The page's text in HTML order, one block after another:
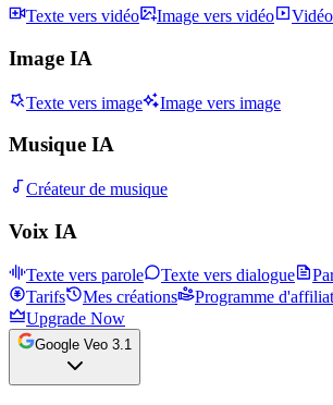
Texte vers vidéo Image vers vidéo
Image IA
Texte vers image Image vers image
Musique IA
Créateur de musique
Voix IA
Texte vers parole Texte vers dialogue
Tarifs
Mes créations Programme
Upgrade Now
Google Veo 3.1